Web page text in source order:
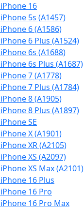
16
5s (A1457)
6 (A1586)
6 Plus (A1524)
6s (A1688)
6s Plus (A1687)
7 (A1778)
7 Plus (A1784)
8 (A1905)
8 Plus (A1897)
SE
X (A1901)
XR (A2105)
XS (A2097)
XS Max (A2101)
16 Plus
16 Pro
16 Pro Max